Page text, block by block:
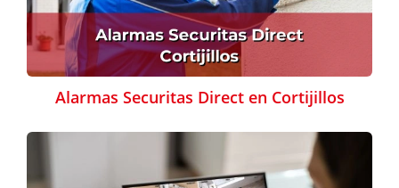
Alarmas Securitas Direct en Cortijillos